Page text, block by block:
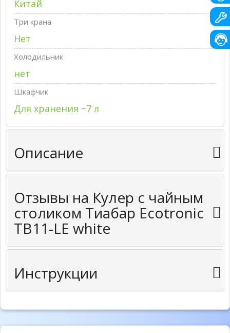
Китай
Три крана
Нет
Холодильник
нет
Шкафчик
Для хранения ~7 л
Описание
Отзывы на Кулер с чайным
столиком Тиабар Ecotronic
TB11-LE white
Инструкции